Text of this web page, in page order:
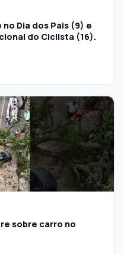
Dia dos Pais (9) e
do Ciclista (16).
sobre carro no